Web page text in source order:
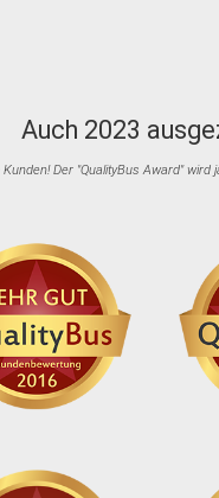
Auch 2023
Der "QualityBus Award"